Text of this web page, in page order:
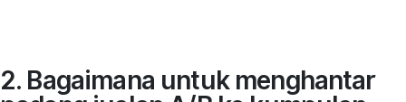
2. Bagaimana untuk menghantar